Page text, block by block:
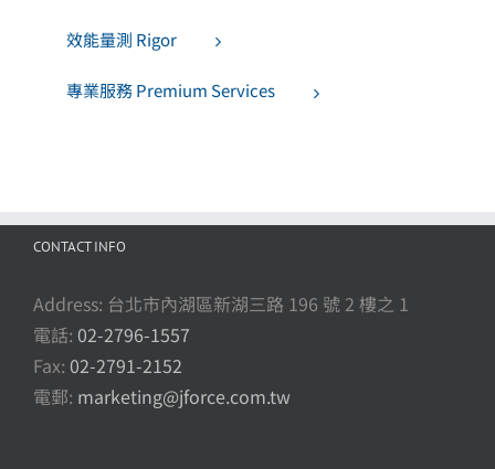
效能量測 Rigor
專業服務 Premium Services
CONTACT INFO
Address: 台北市內湖區新湖三路 196 號 2 樓之 1
電話: 02-2796-1557
Fax: 02-2791-2152
電郵: marketing@jforce.com.tw